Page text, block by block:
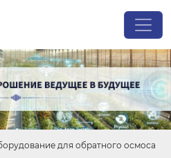
для обратного осмоса